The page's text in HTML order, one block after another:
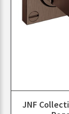
JNF